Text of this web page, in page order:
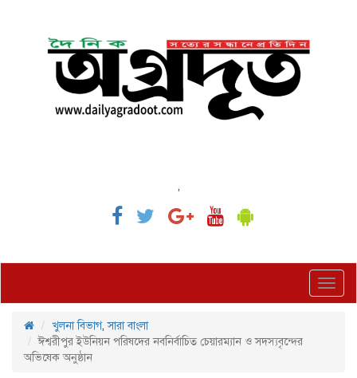
,
খুলনা বিভাগ,সারা বাংলা
ঈশ্বরীপুর ইউনিয়ন পরিষদের নবনির্বাচিত চেয়ারম্যান ও সদস্যবৃন্দের
অভিষেক অনুষ্ঠান